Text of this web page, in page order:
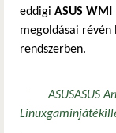
eddigi ASUS WMI
megoldásai révén
rendszerben.
ASUSASUS
Linuxgaminjáték